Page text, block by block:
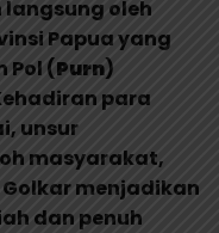
oleh
Papua yang
Pol (Purn)
para
unsur
masyarakat,
menjadikan
dan penuh